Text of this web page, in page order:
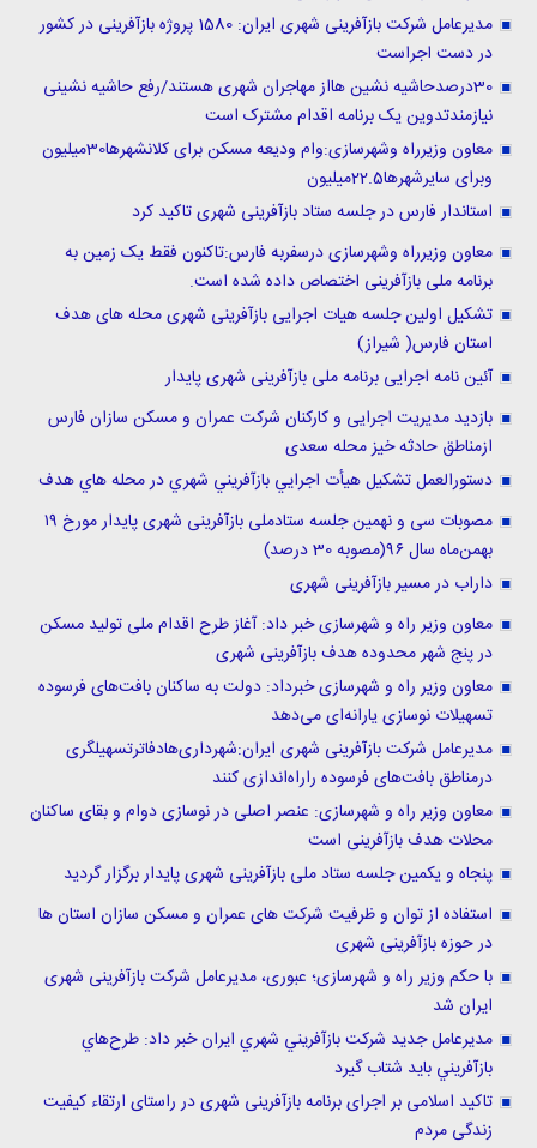
مدیرعامل شرکت بازآفرینی شهری ایران: 1580 پروژه بازآفرینی در کشور
در دست اجراست
30درصدحاشیه نشین هااز مهاجران شهری هستند/رفع حاشیه نشینی
نیازمندتدوین یک برنامه اقدام مشترک است
معاون وزیرراه وشهرسازی:وام ودیعه مسکن برای کلانشهرها30میلیون
وبرای سایرشهرها22.5میلیون
استاندار فارس در جلسه ستاد بازآفرینی شهری تاکید کرد
معاون وزیرراه وشهرسازی درسفربه فارس:تاکنون فقط یک زمین به
برنامه ملی بازآفرینی اختصاص داده شده است.
تشکیل اولین جلسه هیات اجرایی بازآفرینی شهری محله های هدف
استان فارس( شیراز)
آئین نامه اجرایی برنامه ملی بازآفرینی شهری پایدار
بازدید مدیریت اجرایی و کارکنان شرکت عمران و مسکن سازان فارس
ازمناطق حادثه خیز محله سعدی
دستورالعمل تشكيل هيأت اجرايي بازآفريني شهري در محله هاي هدف
مصوبات سی و نهمین جلسه ستادملی بازآفرینی شهری پایدار مورخ ۱۹
بهمن‌ماه سال ۹۶(مصوبه 30 درصد)
داراب در مسیر بازآفرینی شهری
معاون وزیر راه و شهرسازی خبر داد: آغاز طرح اقدام ملی تولید مسکن
در پنج شهر محدوده هدف بازآفرینی شهری
معاون وزیر راه و شهرسازی خبرداد: دولت به ساکنان بافت‌های فرسوده
تسهیلات نوسازی یارانه‌ای می‌دهد
مدیرعامل شرکت بازآفرینی شهری ایران:شهرداری‌هادفاترتسهیلگری
درمناطق بافت‌های فرسوده راراه‌اندازی کنند
معاون وزیر راه و شهرسازی: عنصر اصلی در نوسازی دوام و بقای ساکنان
محلات هدف بازآفرینی است
پنجاه و یکمین جلسه ستاد ملی بازآفرینی شهری پایدار برگزار گردید
استفاده از توان و ظرفیت شرکت های عمران و مسکن سازان استان ها
در حوزه بازآفرینی شهری
با حکم وزیر راه و شهرسازی؛ عبوری، مدیرعامل شرکت بازآفرینی شهری
ايران شد
مديرعامل جديد شركت بازآفريني شهري ايران خبر داد: طرح‌هاي
بازآفريني بايد شتاب گيرد
تاکید اسلامی بر اجرای برنامه بازآفرینی شهری در راستای ارتقاء کیفیت
زندگی مردم